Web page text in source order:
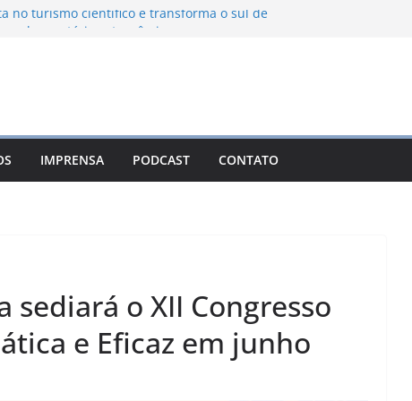
no turismo científico e transforma o sul de
em Campos do Jordão
Nuevo León: o Pueblo Mágico com ruas
e turismo à beira da represa
IMPRENSA PODCAST CONTATO
o XII Congresso
e Eficaz em junho